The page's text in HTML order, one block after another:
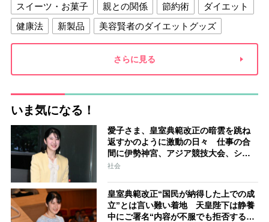
スイーツ・お菓子
親との関係 節約術
ダイエット
健康法
新製品
美容賢者のダイエットグッズ
夫との関係
新津春子 どか食い
さらに見る
いま気になる！
愛子さま、皇室典範改正の暗雲を跳ね
返すかのように激動の日々 仕事の合
間に伊勢神宮、アジア競技大会、シン
ガポール…スケジュールはびっしり
社会
皇室典範改正“国民が納得した上での成
立”とは言い難い着地 天皇陛下は静養
中にご署名“内容が不服でも拒否するこ